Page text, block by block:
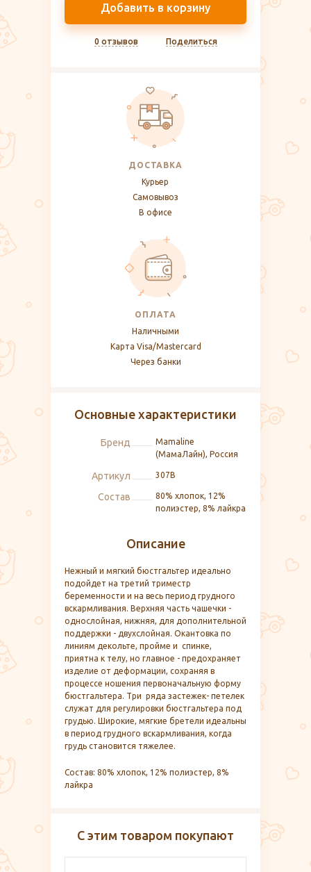
Добавить в корзину
0 отзывов Поделиться
ДОСТАВКА
Курьер
Самовывоз
В офисе
ОПЛАТА
Наличными
Карта Visa/Mastercard
Через банки
Описание
Нежный и мягкий бюстгальтер идеально
подойдет на третий триместр
беременности и на весь период грудного
вскармливания. Верхняя часть чашечки -
однослойная, нижняя, для дополнительной
поддержки - двухслойная. Окантовка по
линиям декольте, пройме и спинке,
приятна к телу, но главное - предохраняет
изделие от деформации, сохраняя в
процессе ношения первоначальную форму
бюстгальтера. Три ряда застежек- петелек
служат для регулировки бюстгальтера под
грудью. Широкие, мягкие бретели идеальны
в период грудного вскармливания, когда
грудь становится тяжелее.
Состав: 80% хлопок, 12% полиэстер, 8%
лайкра
Основные характеристики
Бренд
Mamaline
(МамаЛайн), Россия
Артикул 307B
Состав
80% хлопок, 12%
полиэстер, 8% лайкра
С этим товаром покупают